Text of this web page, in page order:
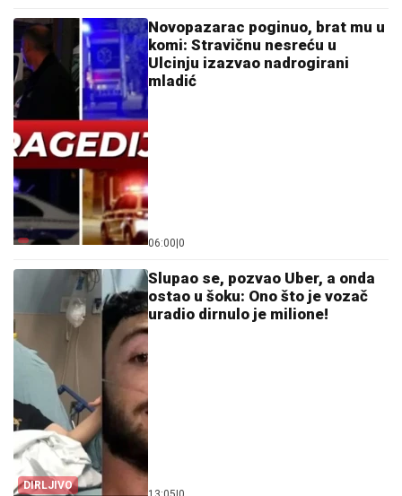
Novopazarac poginuo, brat mu u
komi: Stravičnu nesreću u
Ulcinju izazvao nadrogirani
mladić
06:00 0
DIRLJIVO
Slupao se, pozvao Uber, a onda
ostao u šoku: Ono što je vozač
uradio dirnulo je milione!